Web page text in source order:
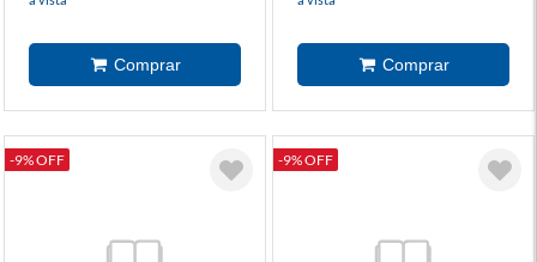
-9% OFF -9% OFF